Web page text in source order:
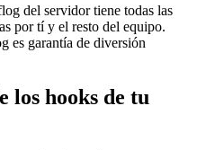
del servidor tiene todas las
por tí y el resto del equipo.
es garantía de diversión
los hooks de tu